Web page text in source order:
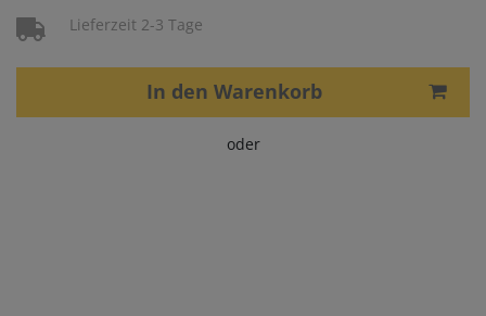
Lieferzeit 2-3 Tage
In den Warenkorb
oder